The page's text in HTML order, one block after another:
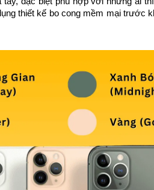
thiết kế bo cong mềm mại trước